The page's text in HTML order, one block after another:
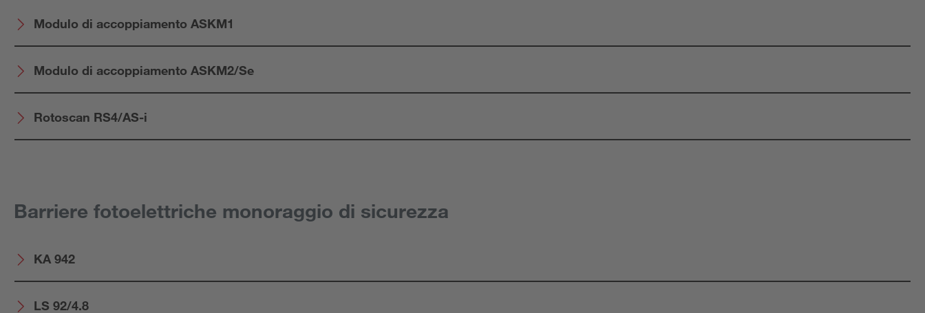
Modulo di accoppiamento ASKM1
Modulo di accoppiamento ASKM2/Se
Rotoscan RS4/AS-i
Barriere fotoelettriche monoraggio di sicurezza
KA 942
LS 92/4.8